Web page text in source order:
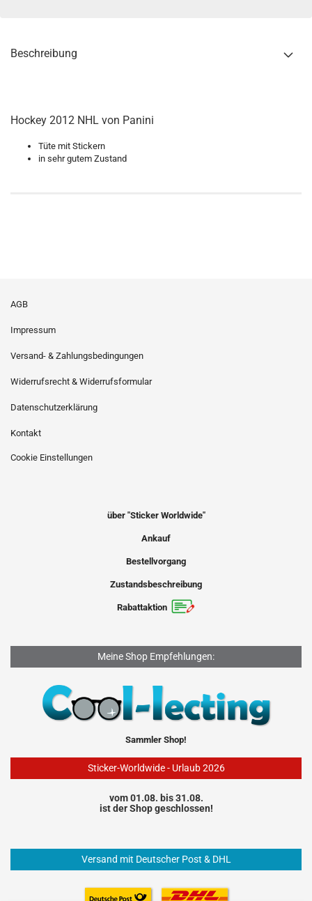
Beschreibung
Hockey 2012 NHL von Panini
Tüte mit Stickern
in sehr gutem Zustand
AGB
Impressum
Versand- & Zahlungsbedingungen
Widerrufsrecht & Widerrufsformular
Datenschutzerklärung
Kontakt
Cookie Einstellungen
über "Sticker Worldwide"
Ankauf
Bestellvorgang
Zustandsbeschreibung
Rabattaktion
Meine Shop Empfehlungen:
Sammler Shop!
Sticker-Worldwide - Urlaub 2026
vom 01.08. bis 31.08.
ist der Shop geschlossen!
Versand mit Deutscher Post & DHL